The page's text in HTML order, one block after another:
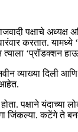
पक्षाचे अध्यक्ष
करतात.
‘प्रॉडक्शन
व्याख्या दिली
आहेत.
पक्षाने
जिंकल्या. कटेंगे